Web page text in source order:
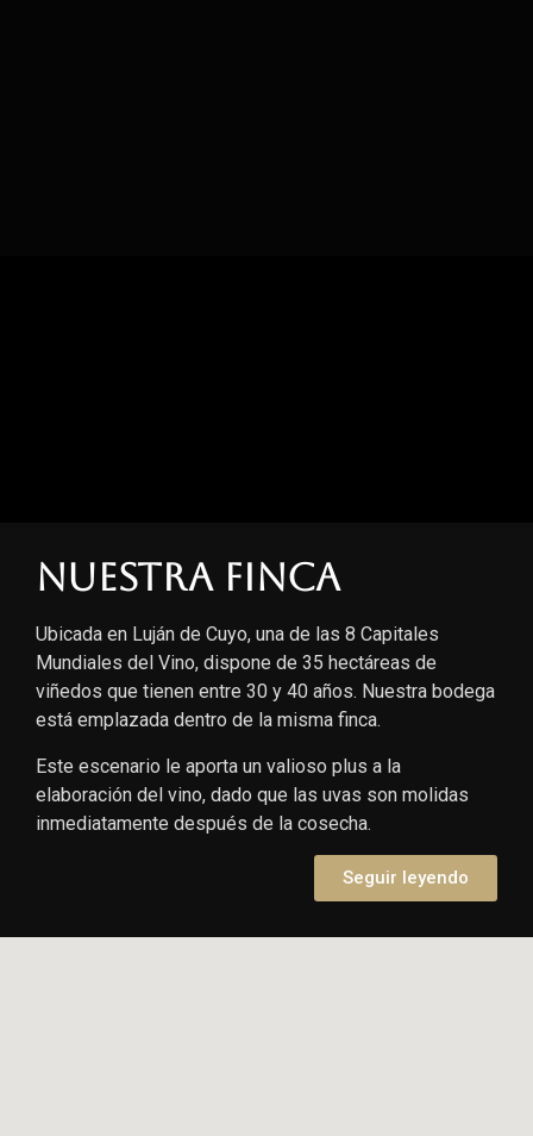
Nuestra finca
Ubicada en Luján de Cuyo, una de las 8 Capitales
Mundiales del Vino, dispone de 35 hectáreas de
viñedos que tienen entre 30 y 40 años. Nuestra bodega
está emplazada dentro de la misma finca.
Este escenario le aporta un valioso plus a la
elaboración del vino, dado que las uvas son molidas
inmediatamente después de la cosecha.
Seguir leyendo